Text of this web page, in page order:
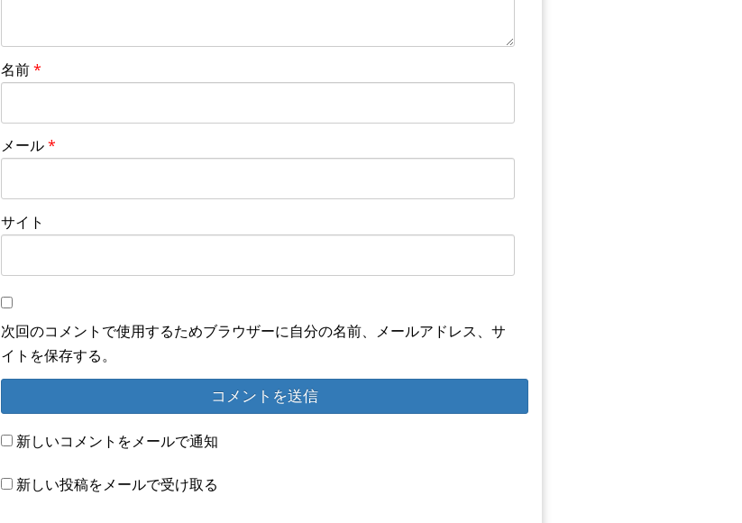
名前*
メール*
サイト
次回のコメントで使用するためブラウザーに自分の名前、メールアドレス、サ
イトを保存する。
新しいコメントをメールで通知
新しい投稿をメールで受け取る